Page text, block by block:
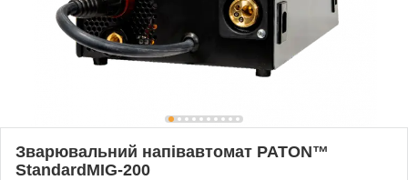
Зварювальний напівавтомат PATON™
StandardMIG-200